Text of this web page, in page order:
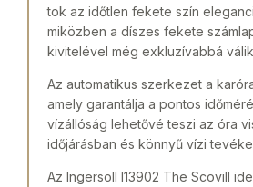
tok az időtlen fekete szín
miközben a díszes fekete
kivitelével még exkluzívabbá
Az automatikus szerkezet a
amely garantálja a pontos
vízállóság lehetővé teszi az óra
időjárásban és könnyű vízi
Az Ingersoll I13902 The Scovill